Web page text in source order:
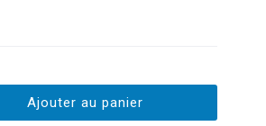
Ajouter au panier